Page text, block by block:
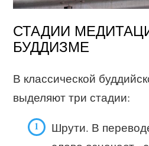
СТАДИИ
БУДДИЗМЕ
В классической
выделяют три стадии:
Шрути. В